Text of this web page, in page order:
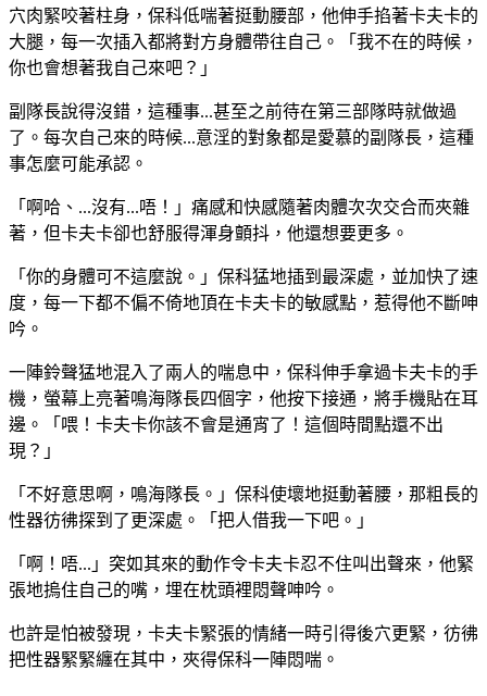
穴肉緊咬著柱身，保科低喘著挺動腰部，他伸手掐著卡夫卡的
大腿，每一次插入都將對方身體帶往自己。「我不在的時候，
你也會想著我自己來吧？」
副隊長說得沒錯，這種事...甚至之前待在第三部隊時就做過
了。每次自己來的時候...意淫的對象都是愛慕的副隊長，這種
事怎麼可能承認。
「啊哈、...沒有...唔！」痛感和快感隨著肉體次次交合而夾雜
著，但卡夫卡卻也舒服得渾身顫抖，他還想要更多。
「你的身體可不這麼說。」保科猛地插到最深處，並加快了速
度，每一下都不偏不倚地頂在卡夫卡的敏感點，惹得他不斷呻
吟。
一陣鈴聲猛地混入了兩人的喘息中，保科伸手拿過卡夫卡的手
機，螢幕上亮著鳴海隊長四個字，他按下接通，將手機貼在耳
邊。「喂！卡夫卡你該不會是通宵了！這個時間點還不出
現？」
「不好意思啊，鳴海隊長。」保科使壞地挺動著腰，那粗長的
性器彷彿探到了更深處。「把人借我一下吧。」
「啊！唔...」突如其來的動作令卡夫卡忍不住叫出聲來，他緊
張地摀住自己的嘴，埋在枕頭裡悶聲呻吟。
也許是怕被發現，卡夫卡緊張的情緒一時引得後穴更緊，彷彿
把性器緊緊纏在其中，夾得保科一陣悶喘。